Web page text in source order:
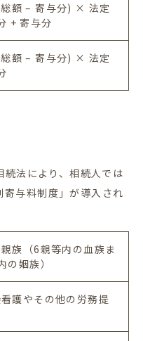
額 –寄与分) × 法定
+寄与分
額 –寄与分) × 法定
法により、相続人では
与料制度」が導入され
族（6親等内の血族ま
の姻族）
護やその他の労務提